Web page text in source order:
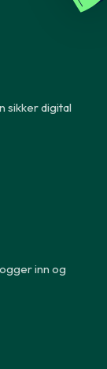
sikker digital
inn og